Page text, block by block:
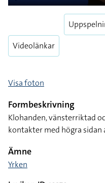
Play
Videolänkar
Visa foton
Formbeskrivning
Klohanden, vänsterriktad
kontakter med högra sidan
Ämne
Yrken